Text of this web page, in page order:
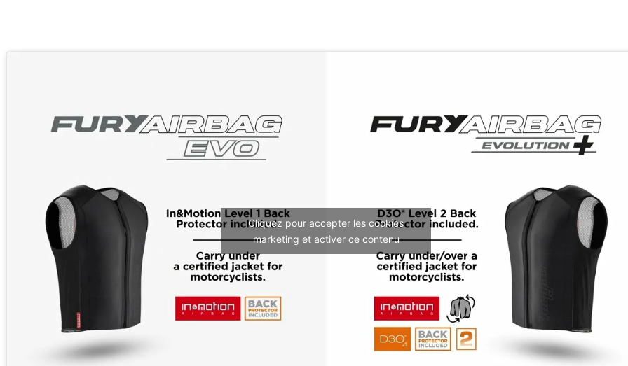
Cliquez pour accepter les cookies
marketing et activer ce contenu